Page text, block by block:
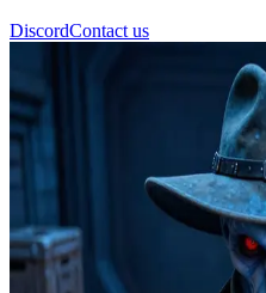
DiscordContact us